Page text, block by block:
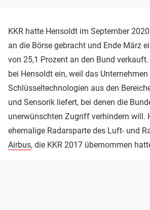
KKR hatte Hensoldt im September
an die Börse gebracht und Ende März
von 25,1 Prozent an den Bund
bei Hensoldt ein, weil das Unternehmen
Schlüsseltechnologien aus den
und Sensorik liefert, bei denen die
unerwünschten Zugriff verhindern will.
ehemalige Radarsparte des Luft- und
Airbus, die KKR 2017 übernommen